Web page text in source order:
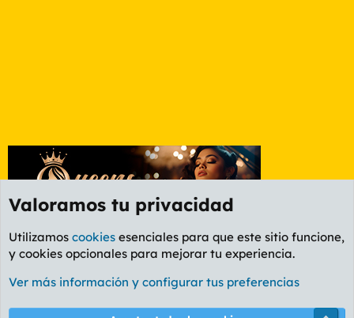
Foro General
Cookies
PL OLDSTYLE AMARILLO
Valoramos tu privacidad
Utilizamos cookies esenciales para que este sitio funcione,
y cookies opcionales para mejorar tu experiencia.
Ver más información y configurar tus preferencias